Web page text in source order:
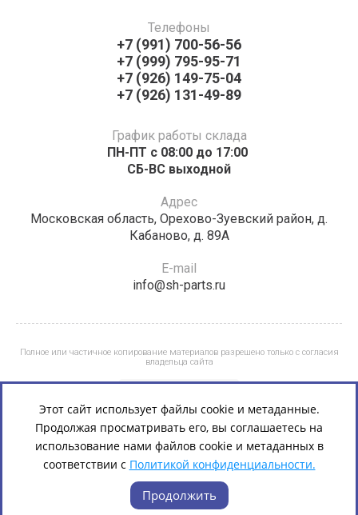
Телефоны
+7 (991) 700-56-56
+7 (999) 795-95-71
+7 (926) 149-75-04
+7 (926) 131-49-89
График работы склада
ПН-ПТ с 08:00 до 17:00 ​​​​​​
СБ-ВС выходной
Адрес
Московская область, Орехово-Зуевский район, д.
Кабаново, д. 89А
E-mail
info@sh-parts.ru
Полное или частичное копирование материалов разрешено только с согласия
владельца сайта
Этот сайт использует файлы cookie и метаданные.
Продолжая просматривать его, вы соглашаетесь на
использование нами файлов cookie и метаданных в
соответствии с Политикой конфиденциальности.
Продолжить